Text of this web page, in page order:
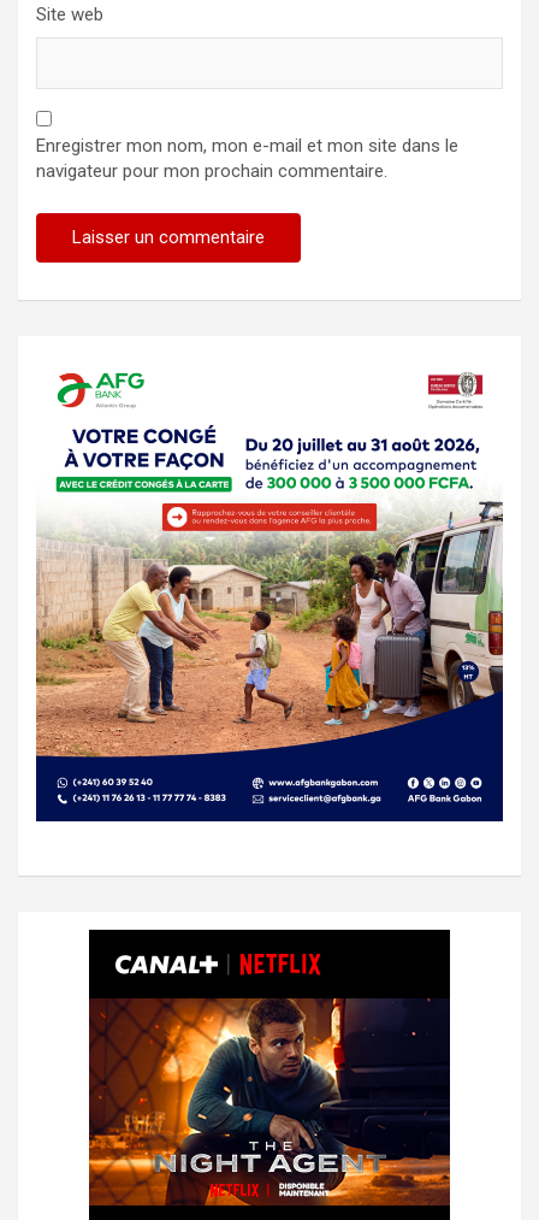
Site web
Enregistrer mon nom, mon e-mail et mon site dans le
navigateur pour mon prochain commentaire.